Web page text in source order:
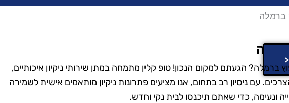
ברמלה
ברמלה? הגעתם למקום הנכון! טופ קלין מתמחה במתן שירותי ניקיון איכותיים,
עם ניסיון רב בתחום, אנו מציעים פתרונות ניקיון מותאמים אישית לשמירה
ונעימה, כדי שאתם תיכנסו לבית נקי וחדש.